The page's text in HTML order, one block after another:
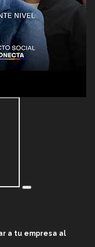
a tu empresa al